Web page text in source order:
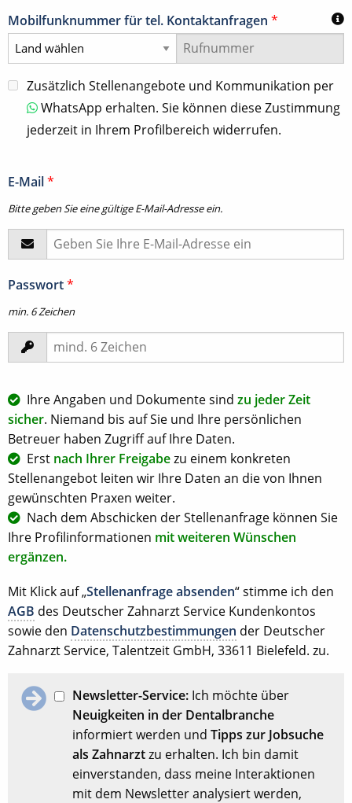
Mobilfunknummer für tel. Kontaktanfragen *
Zusätzlich Stellenangebote und Kommunikation per
WhatsApp erhalten. Sie können diese Zustimmung
jederzeit in Ihrem Profilbereich widerrufen.
E-Mail*
Bitte geben Sie eine gültige E-Mail-Adresse ein.
Passwort*
min. 6 Zeichen
Ihre Angaben und Dokumente sind zu jeder Zeit
sicher. Niemand bis auf Sie und Ihre persönlichen
Betreuer haben Zugriff auf Ihre Daten.
Erst nach Ihrer Freigabezu einem konkreten
Stellenangebot leiten wir Ihre Daten an die von Ihnen
gewünschten Praxen weiter.
Nach dem Abschicken der Stellenanfrage können Sie
Ihre Profilinformationen mit weiteren Wünschen
ergänzen.
Mit Klick auf „Stellenanfrage absenden“ stimme ich den
AGB des Deutscher Zahnarzt Service Kundenkontos
sowie den Datenschutzbestimmungen der Deutscher
Zahnarzt Service, Talentzeit GmbH, 33611 Bielefeld. zu.
Newsletter-Service: Ich möchte über
Neuigkeiten in der Dentalbranche
informiert werden undTipps zur Jobsuche
als Zahnarztzu erhalten. Ich bin damit
einverstanden, dass meine Interaktionen
mit dem Newsletter analysiert werden,